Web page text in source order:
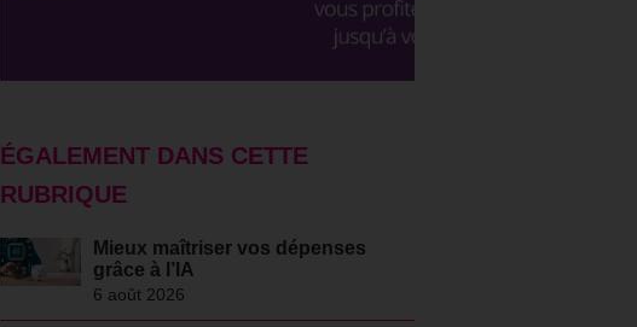
ÉGALEMENT DANS CETTE
RUBRIQUE
Mieux maîtriser vos dépenses
grâce à l’IA
6 août 2026